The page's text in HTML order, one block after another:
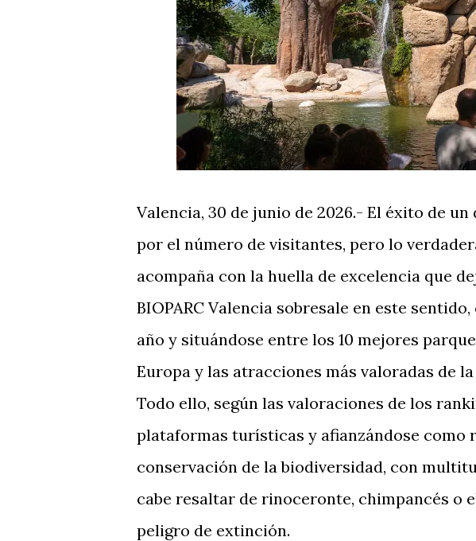
Valencia, 30 de junio de 2026.- El éxito de
por el número de visitantes, pero lo
acompaña con la huella de excelencia que
BIOPARC Valencia sobresale en este
año y situándose entre los 10 mejores
Europa y las atracciones más valoradas de
Todo ello, según las valoraciones de los
plataformas turísticas y afianzándose como
conservación de la biodiversidad, con
cabe resaltar de rinoceronte, chimpancés o
peligro de extinción.